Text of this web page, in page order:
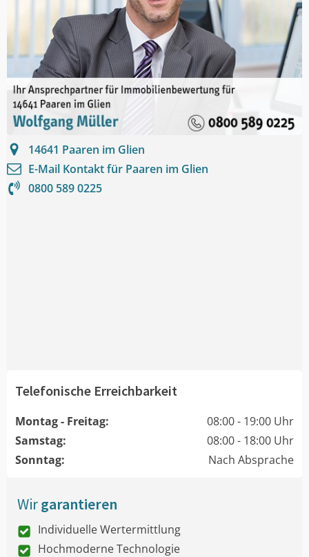
14641 Paaren im Glien
E-Mail Kontakt für Paaren im Glien
0800 589 0225
Telefonische Erreichbarkeit
Montag - Freitag:
08:00 - 19:00 Uhr
Samstag:
08:00 - 18:00 Uhr
Sonntag:
Nach Absprache
Wirgarantieren
Individuelle Wertermittlung
Hochmoderne Technologie